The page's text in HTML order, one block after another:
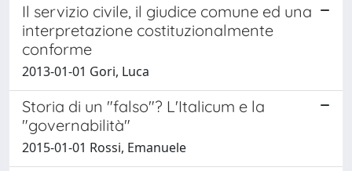
Il servizio civile, il giudice comune ed una
interpretazione costituzionalmente
conforme
2013-01-01 Gori, Luca
Storia di un "falso"? L'Italicum e la
"governabilità"
2015-01-01 Rossi, Emanuele